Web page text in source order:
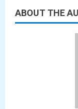
ABOUT THE